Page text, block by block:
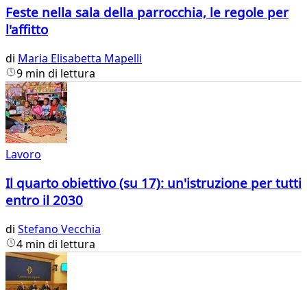
Feste nella sala della parrocchia, le regole per
l'affitto
di Maria Elisabetta Mapelli
9 min di lettura
Lavoro
Il quarto obiettivo (su 17): un'istruzione per tutti
entro il 2030
di Stefano Vecchia
4 min di lettura